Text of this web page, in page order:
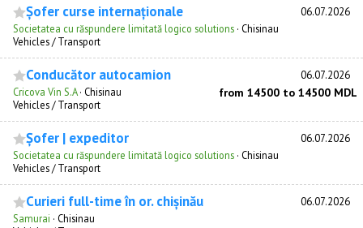
Șofer curse internaționale 06.07.2026
Societatea cu răspundere limitată logico solutions · Chisinau
Vehicles / Transport
Conducător autocamion 06.07.2026
Cricova Vin S.A· Chisinau from 14500 to 14500 MDL
Vehicles / Transport
Șofer | expeditor 06.07.2026
Societatea cu răspundere limitată logico solutions · Chisinau
Vehicles / Transport
Curieri full-time în or. chișinău 06.07.2026
Samurai · Chisinau